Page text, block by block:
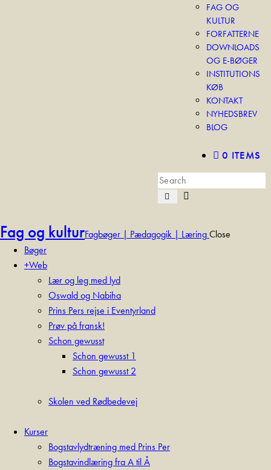
FAG OG
KULTUR
FORFATTERNE
DOWNLOADS
OG E-BØGER
INSTITUTIONS
KØB
KONTAKT
NYHEDSBREV
BLOG
0 ITEMS
Fag og kulturFagbøger | Pædagogik | LæringClose
Bøger
+Web
Lær og leg med lyd
Oswald og Nabiha
Prins Pers rejse i Eventyrland
Prøv på fransk!
Schon gewusst
Schon gewusst 1
Schon gewusst 2
Skolen ved Rødbedevej
Kurser
Bogstavlydtræning med Prins Per
Bogstavindlæring fra A til Å